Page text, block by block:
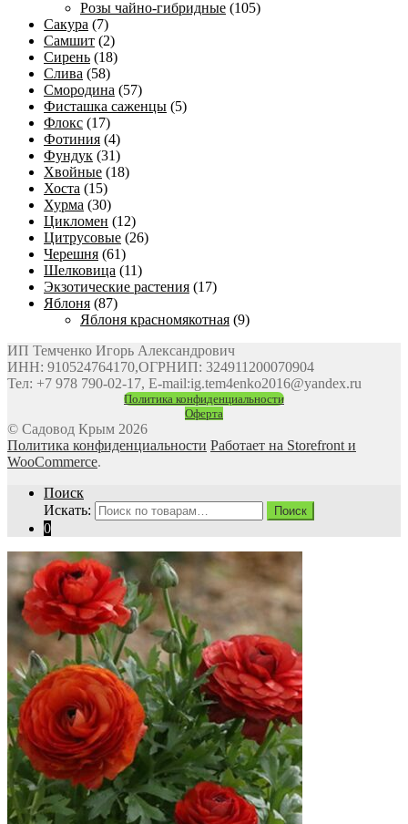
Розы чайно-гибридные (105)
Сакура (7)
Самшит (2)
Сирень (18)
Слива (58)
Смородина (57)
Фисташка саженцы (5)
Флокс (17)
Фотиния (4)
Фундук (31)
Хвойные (18)
Хоста (15)
Хурма (30)
Цикломен (12)
Цитрусовые (26)
Черешня (61)
Шелковица (11)
Экзотические растения (17)
Яблоня (87)
Яблоня красномякотная (9)
ИП Темченко Игорь Александрович
ИНН: 910524764170,ОГРНИП: 324911200070904
Тел: +7 978 790-02-17, E-mail:ig.tem4enko2016@yandex.ru
Политика конфиденциальности
Оферта
© Садовод Крым 2026
Политика конфиденциальности Работает на Storefront и
WooCommerce.
Поиск
Искать:
Поиск
0